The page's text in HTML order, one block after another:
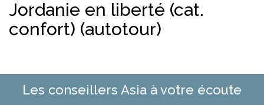
Jordanie en liberté (cat.
confort) (autotour)
Les conseillers Asia à votre écoute